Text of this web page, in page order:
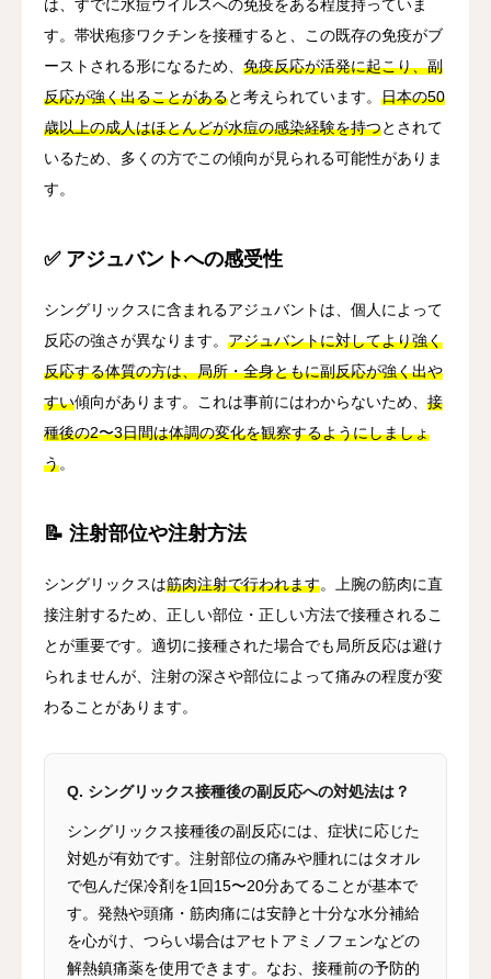
は、すでに水痘ウイルスへの免疫をある程度持っていま
す。帯状疱疹ワクチンを接種すると、この既存の免疫がブ
ーストされる形になるため、 免疫反応が活発に起こり、副
反応が強く出ることがあると考えられています。 日本の50
歳以上の成人はほとんどが水痘の感染経験を持つとされて
いるため、多くの方でこの傾向が見られる可能性がありま
す。
✅ アジュバントへの感受性
シングリックスに含まれるアジュバントは、個人によって
反応の強さが異なります。 アジュバントに対してより強く
反応する体質の方は、局所・全身ともに副反応が強く出や
すい傾向があります。これは事前にはわからないため、 接
種後の2〜3日間は体調の変化を観察するようにしましょ
う。
📝 注射部位や注射方法
シングリックスは筋肉注射で行われます。上腕の筋肉に直
接注射するため、正しい部位・正しい方法で接種されるこ
とが重要です。適切に接種された場合でも局所反応は避け
られませんが、注射の深さや部位によって痛みの程度が変
わることがあります。
Q. シングリックス接種後の副反応への対処法は？
シングリックス接種後の副反応には、症状に応じた
対処が有効です。注射部位の痛みや腫れにはタオル
で包んだ保冷剤を1回15〜20分あてることが基本で
す。発熱や頭痛・筋肉痛には安静と十分な水分補給
を心がけ、つらい場合はアセトアミノフェンなどの
解熱鎮痛薬を使用できます。なお、接種前の予防的